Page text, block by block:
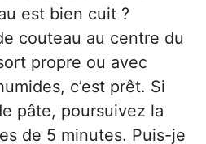
est bien cuit ?
couteau au centre du
propre ou avec
c’est prêt. Si
pâte, poursuivez la
de 5 minutes. Puis-je